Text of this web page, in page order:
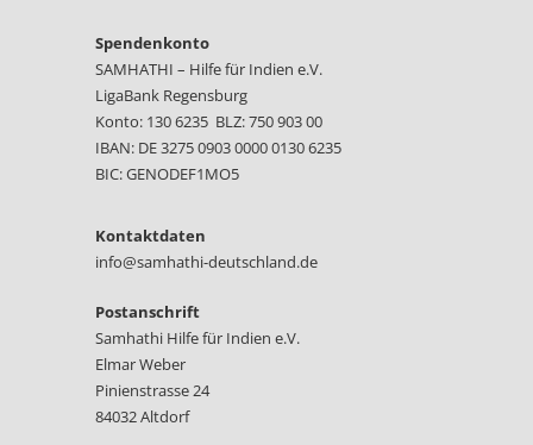
Spendenkonto
SAMHATHI – Hilfe für Indien e.V.
LigaBank Regensburg
Konto: 130 6235 BLZ: 750 903 00
IBAN: DE 3275 0903 0000 0130 6235
BIC: GENODEF1MO5
Kontaktdaten
info@samhathi-deutschland.de
Postanschrift
Samhathi Hilfe für Indien e.V.
Elmar Weber
Pinienstrasse 24
84032 Altdorf